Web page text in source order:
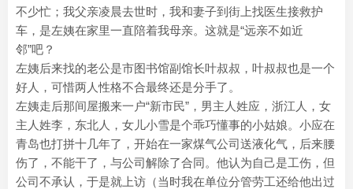
不少忙；我父亲凌晨去世时，我和妻子到街上找医生接救护
车，是左姨在家里一直陪着我母亲。这就是“远亲不如近
邻”吧？
左姨后来找的老公是市图书馆副馆长叶叔叔，叶叔叔也是一个
好人，可惜两人性格不合最终还是分手了。
左姨走后那间屋搬来一户“新市民”，男主人姓应，浙江人，女
主人姓李，东北人，女儿小雪是个乖巧懂事的小姑娘。小应在
青岛也打拼十几年了，开始在一家煤气公司送液化气，后来腰
伤了，不能干了，与公司解除了合同。他认为自己是工伤，但
公司不承认，于是就上访（当时我在单位分管劳工还给他出过